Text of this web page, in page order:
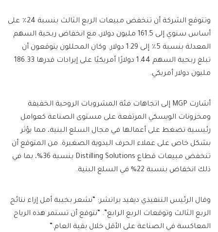
وتتوقع الشركة أن تنخفض مبيعات الربع الثالث بنسبة 24٪ على
أساس سنوي إلى 161.5 مليون دولار، مع انخفاض ربحية السهم
المعدلة بنسبة 5٪ إلى 1.29 دولار. وكان المحللون يتوقعون أن
تبلغ ربحية السهم 1.44 دولارًا أمريكيًا على إيرادات قدرها 186.33
مليون دولار أمريكي.
أشارت MGP إلى اتجاهات فئة المشروبات الروحية الخفيفة
ومخزونات الويسكي المرتفعة على مستوى الصناعة كعوامل
رئيسية تضغط على أعمالها في مجال السلع البنية، مما يؤثر
بشكل خاص على عملاء الحرف اليدوية الصغيرة. من المتوقع أن
تنخفض مبيعات قطاع Distilling Solutions بنسبة 36%، بما في
ذلك انخفاض بنسبة 22% في السلع البنية.
وقال الرئيس التنفيذي ديفيد براتشر: “نشعر بخيبة أمل إزاء نتائج
الربع الثالث وتوقعات الربع الرابع”. “نتوقع أن تستمر هذه الرياح
المعاكسة في الصناعة على الأقل خلال بقية العام.”